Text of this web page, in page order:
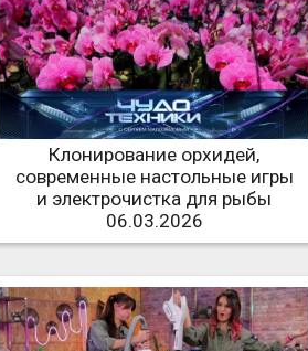
Клонирование орхидей,
современные настольные игры
и электрочистка для рыбы
06.03.2026